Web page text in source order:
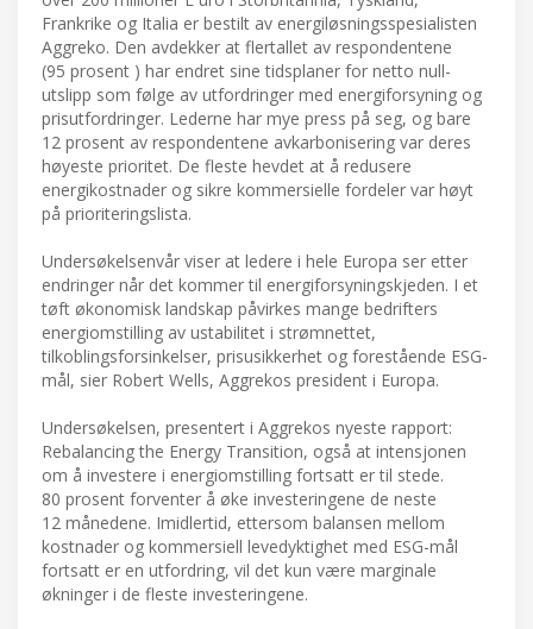
Frankrike og Italia er bestilt av energiløsningsspesialisten
Aggreko. Den avdekker at flertallet av respondentene
(95 prosent ) har endret sine tidsplaner for netto null-
utslipp som følge av utfordringer med energiforsyning og
prisutfordringer. Lederne har mye press på seg, og bare
12 prosent av respondentene avkarbonisering var deres
høyeste prioritet. De fleste hevdet at å redusere
energikostnader og sikre kommersielle fordeler var høyt
på prioriteringslista.
Undersøkelsenvår viser at ledere i hele Europa ser etter
endringer når det kommer til energiforsyningskjeden. I et
tøft økonomisk landskap påvirkes mange bedrifters
energiomstilling av ustabilitet i strømnettet,
tilkoblingsforsinkelser, prisusikkerhet og forestående ESG-
mål, sier Robert Wells, Aggrekos president i Europa.
Undersøkelsen, presentert i Aggrekos nyeste rapport:
Rebalancing the Energy Transition, også at intensjonen
om å investere i energiomstilling fortsatt er til stede.
80 prosent forventer å øke investeringene de neste
12 månedene. Imidlertid, ettersom balansen mellom
kostnader og kommersiell levedyktighet med ESG-mål
fortsatt er en utfordring, vil det kun være marginale
økninger i de fleste investeringene.